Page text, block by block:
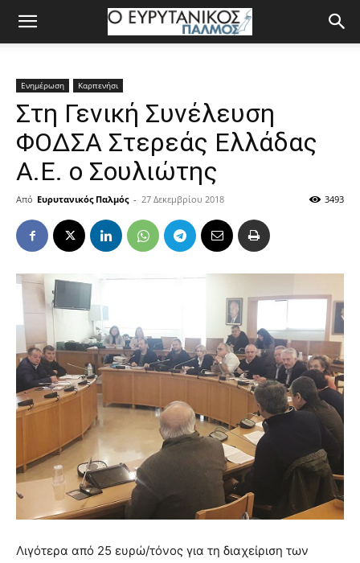
Ενημέρωση Καρπενήσι
Στη Γενική Συνέλευση
ΦΟΔΣΑ Στερεάς Ελλάδας
Α.Ε. ο Σουλιώτης
Από Ευρυτανικός Παλμός - 27 Δεκεμβρίου 2018 3493
Λιγότερα από 25 ευρώ/τόνος για τη διαχείριση των